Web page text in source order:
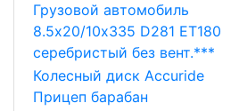
Грузовой автомобиль
8.5х20/10х335 D281 ET180
серебристый без вент.***
Колесный диск Accuride
Прицеп барабан